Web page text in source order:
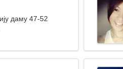
даму 47-52